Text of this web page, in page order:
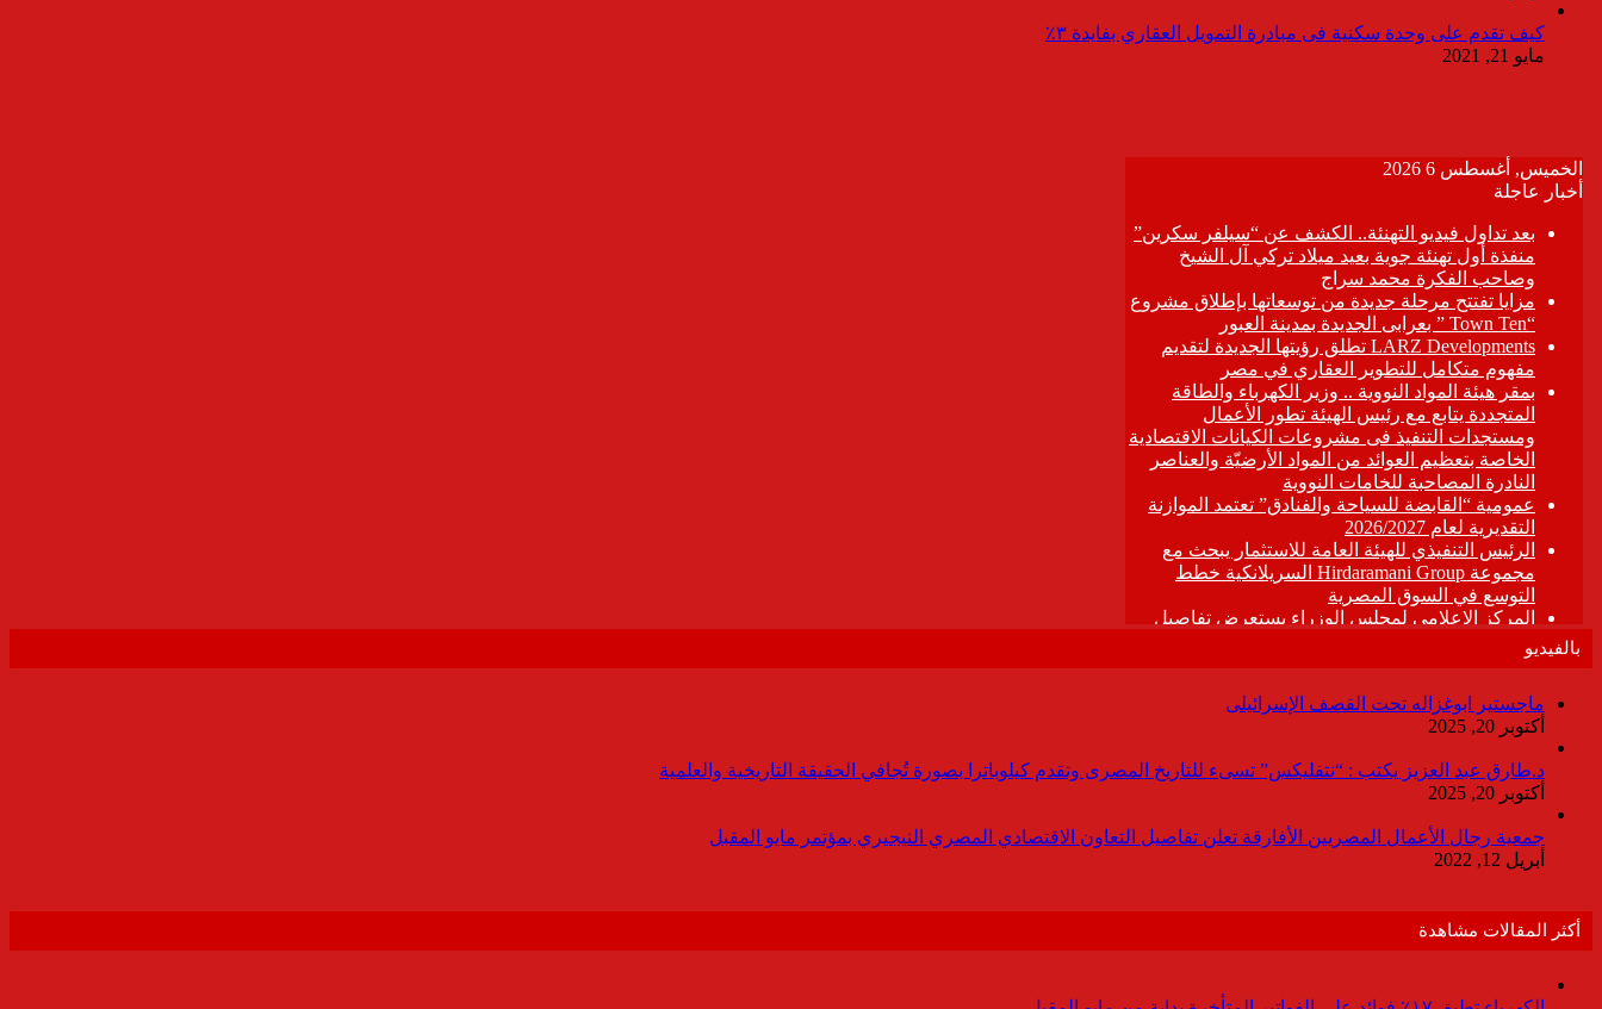
كيف تقدم على وحدة سكنية فى مبادرة التمويل العقاري بفايدة ٣٪
مايو 21, 2021
بالفيديو
ماجستير ابوغزاله تحت القصف الإسرائيلى
أكتوبر 20, 2025
د.طارق عبد العزيز يكتب : “نتفليكس” تسىء للتاريخ المصرى وتقدم كيلوباترا بصورة تُجافي الحقيقة التاريخية والعلمية
أكتوبر 20, 2025
جمعية رجال الأعمال المصريين الأفارقة تعلن تفاصيل التعاون الاقتصادي المصري النيجيري بمؤتمر مايو المقبل
أبريل 12, 2022
أكثر المقالات مشاهدة